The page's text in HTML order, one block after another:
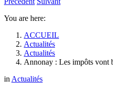
You are here:
ACCUEIL
Actualités
Actualités
Annonay : Les impôts vont
inActualités